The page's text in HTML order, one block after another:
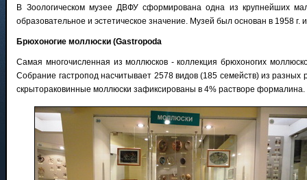
В Зоологическом музее ДВФУ сформирована одна из крупнейших
образовательное и эстетическое значение. Музей был основан в 1958
Брюхоногие моллюски (Gastropoda
Самая многочисленная из моллюсков - коллекция брюхоногих
Собрание гастропод насчитывает 2578 видов (185 семейств) из
скрытораковинные моллюски зафиксированы в 4% растворе